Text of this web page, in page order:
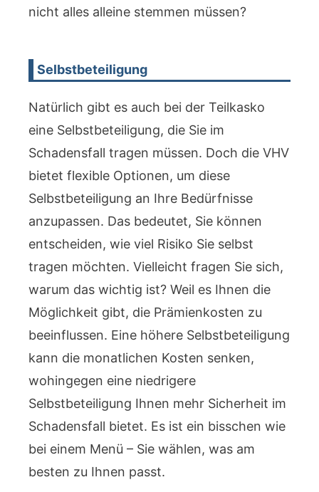
nicht alles alleine stemmen müssen?
Selbstbeteiligung
Natürlich gibt es auch bei der Teilkasko
eine Selbstbeteiligung, die Sie im
Schadensfall tragen müssen. Doch die VHV
bietet flexible Optionen, um diese
Selbstbeteiligung an Ihre Bedürfnisse
anzupassen. Das bedeutet, Sie können
entscheiden, wie viel Risiko Sie selbst
tragen möchten. Vielleicht fragen Sie sich,
warum das wichtig ist? Weil es Ihnen die
Möglichkeit gibt, die Prämienkosten zu
beeinflussen. Eine höhere Selbstbeteiligung
kann die monatlichen Kosten senken,
wohingegen eine niedrigere
Selbstbeteiligung Ihnen mehr Sicherheit im
Schadensfall bietet. Es ist ein bisschen wie
bei einem Menü – Sie wählen, was am
besten zu Ihnen passt.